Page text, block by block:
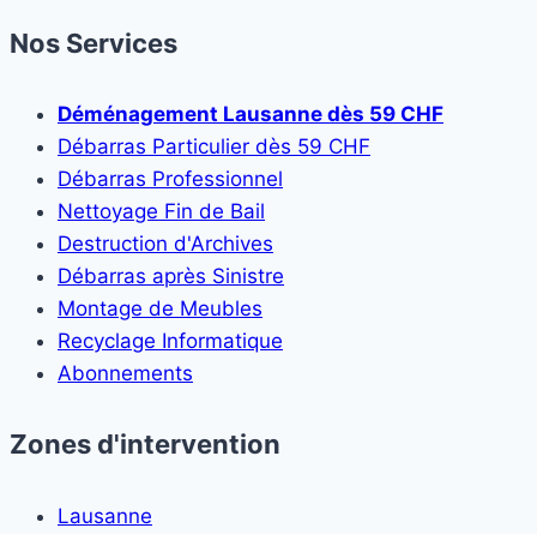
Nos Services
Déménagement Lausanne dès 59 CHF
Débarras Particulier dès 59 CHF
Débarras Professionnel
Nettoyage Fin de Bail
Destruction d'Archives
Débarras après Sinistre
Montage de Meubles
Recyclage Informatique
Abonnements
Zones d'intervention
Lausanne